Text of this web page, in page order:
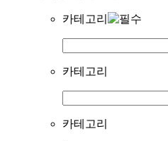
카테고리
카테고리
카테고리